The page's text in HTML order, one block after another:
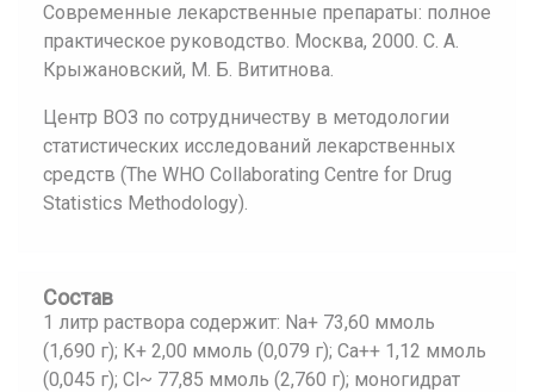
Современные лекарственные препараты: полное
практическое руководство. Москва, 2000. С. А.
Крыжановский, М. Б. Вититнова.
Центр ВОЗ по сотрудничеству в методологии
статистических исследований лекарственных
средств (The WHO Collaborating Centre for Drug
Statistics Methodology).
Состав
1 литр раствора содержит: Na+ 73,60 ммоль
(1,690 г); К+ 2,00 ммоль (0,079 г); Са++ 1,12 ммоль
(0,045 г); Сl~ 77,85 ммоль (2,760 г); моногидрат